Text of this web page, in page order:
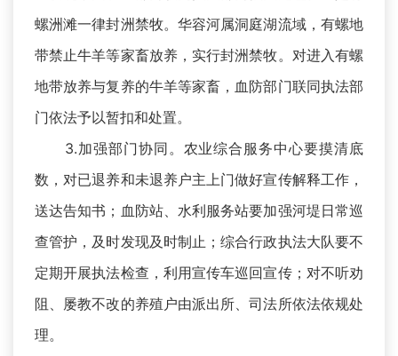
螺洲滩一律封洲禁牧。华容河属洞庭湖流域，有螺地
带禁止牛羊等家畜放养，实行封洲禁牧。对进入有螺
地带放养与复养的牛羊等家畜，血防部门联同执法部
门依法予以暂扣和处置。
3.加强部门协同。农业综合服务中心要摸清底
数，对已退养和未退养户主上门做好宣传解释工作，
送达告知书；血防站、水利服务站要加强河堤日常巡
查管护，及时发现及时制止；综合行政执法大队要不
定期开展执法检查，利用宣传车巡回宣传；对不听劝
阻、屡教不改的养殖户由派出所、司法所依法依规处
理。